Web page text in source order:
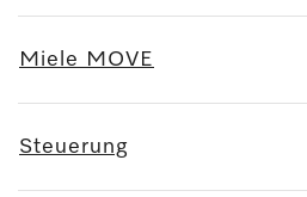
Miele MOVE
Steuerung